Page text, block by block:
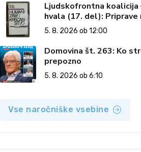
Ljudskofrontna koalicija
hvala (17. del): Priprave
sestop z oblasti –
opozicija 6: Gramsci na
Revija 2000 in
izvotlitev krščanstva
5. 8. 2026 ob 12:00
Domovina št. 263: Ko
prepozno
5. 8. 2026 ob 6:10
Vse naročniške vsebine